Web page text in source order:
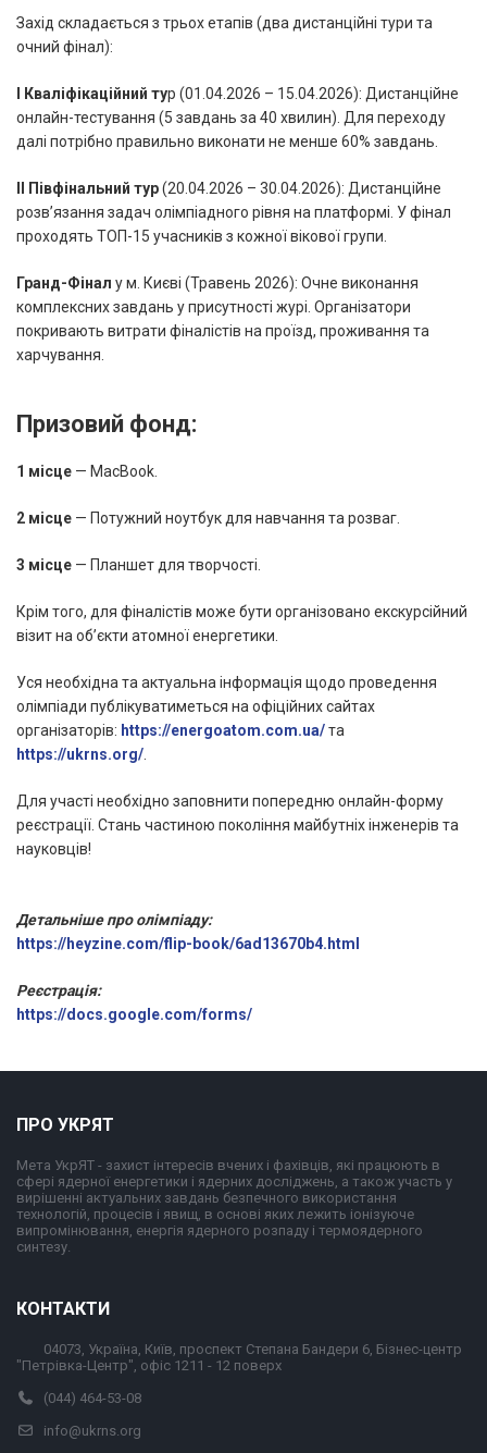
Захід складається з трьох етапів (два дистанційні тури та
очний фінал):
І Кваліфікаційний тур (01.04.2026 – 15.04.2026): Дистанційне
онлайн-тестування (5 завдань за 40 хвилин). Для переходу
далі потрібно правильно виконати не менше 60% завдань.
ІІ Півфінальний тур(20.04.2026 – 30.04.2026): Дистанційне
розв’язання задач олімпіадного рівня на платформі. У фінал
проходять ТОП-15 учасників з кожної вікової групи.
Гранд-Фінал у м. Києві (Травень 2026): Очне виконання
комплексних завдань у присутності журі. Організатори
покривають витрати фіналістів на проїзд, проживання та
харчування.
Призовий фонд:
1 місце — MacBook.
2 місце — Потужний ноутбук для навчання та розваг.
3 місце — Планшет для творчості.
Крім того, для фіналістів може бути організовано екскурсійний
візит на об’єкти атомної енергетики.
Уся необхідна та актуальна інформація щодо проведення
олімпіади публікуватиметься на офіційних сайтах
організаторів: https://energoatom.com.ua/та
https://ukrns.org/
Для участі необхідно заповнити попередню онлайн-форму
реєстрації. Стань частиною покоління майбутніх інженерів та
науковців!
Детальніше про олімпіаду:
https://heyzine.com/flip-book/6ad13670b4.html
Реєстрація:
https://docs.google.com/forms/
ПРО УКРЯТ
Мета УкрЯТ - захист інтересів вчених і фахівців, які працюють в
сфері ядерної енергетики і ядерних досліджень, а також участь у
вирішенні актуальних завдань безпечного використання
технологій, процесів і явищ, в основі яких лежить іонізуюче
випромінювання, енергія ядерного розпаду і термоядерного
синтезу.
КОНТАКТИ
04073, Україна, Київ, проспект Степана Бандери 6, Бізнес-центр
"Петрівка-Центр", офіс 1211 - 12 поверх
(044) 464-53-08
info@ukrns.org